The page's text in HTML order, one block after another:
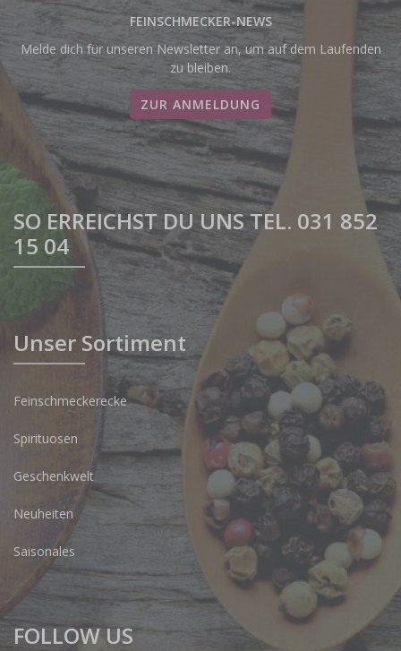
FEINSCHMECKER-NEWS
Melde dich für unseren Newsletter an, um auf dem Laufenden
zu bleiben.
ZUR ANMELDUNG
SO ERREICHST DU UNS TEL. 031 852
15 04
Unser Sortiment
Feinschmeckerecke
Spirituosen
Geschenkwelt
Neuheiten
Saisonales
FOLLOW US